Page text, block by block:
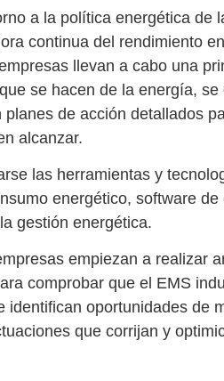
a la política energética de
continua del rendimiento
llevan a cabo una
se hacen de la energía, se
planes de acción detallados
alcanzar.
las herramientas y
energético, software de
gestión energética.
empiezan a realizar
comprobar que el EMS
identifican oportunidades de
que corrijan y